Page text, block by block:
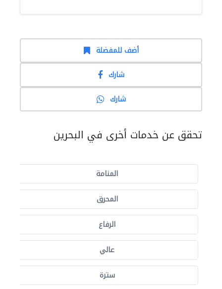
أضف للمفضلة
شارك
شارك
تحقق عن خدمات أخرى في البحرين
المنامة
المحرق
الرفاع
عالي
سترة